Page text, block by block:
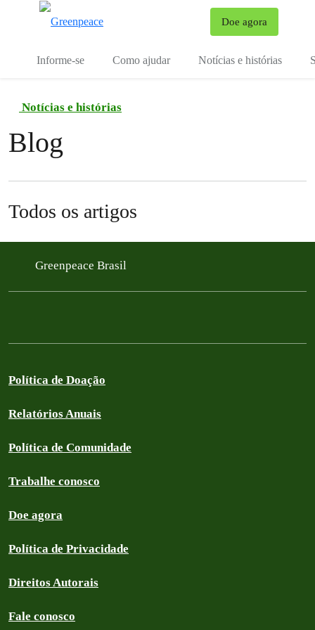
Doe agora
Informe-se Como ajudar Notícias e histórias
Notícias e histórias
Blog
Todos os artigos
Greenpeace Brasil
Política de Doação
Relatórios Anuais
Política de Comunidade
Trabalhe conosco
Doe agora
Política de Privacidade
Direitos Autorais
Fale conosco